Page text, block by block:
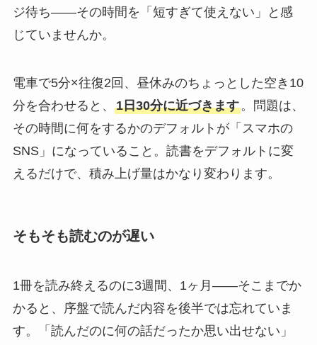
ジ待ち——その時間を「短すぎて使えない」と感
じていませんか。
電車で5分×往復2回、昼休みのちょっとした空き10
分を合わせると、 1日30分に近づきます。問題は、
その時間に何をするかのデフォルトが「スマホの
SNS」になっていること。読書をデフォルトに変
えるだけで、積み上げ量はかなり変わります。
そもそも読むのが遅い
1冊を読み終えるのに3週間、1ヶ月——そこまでか
かると、序盤で読んだ内容を後半では忘れていま
す。「読んだのに何の話だったか思い出せない」